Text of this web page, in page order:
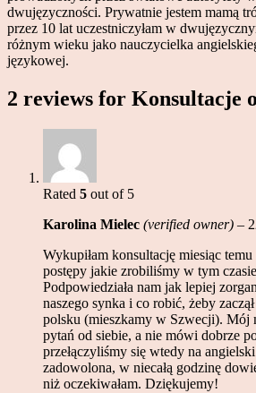
dwujęzyczności. Prywatnie jestem mamą
przez 10 lat uczestniczyłam w
różnym wieku jako nauczycielka
językowej.
2 reviews for Konsultacje
Rated 5 out of 5
Karolina Mielec (verified owner) –
Wykupiłam konsultację miesiąc
postępy jakie zrobiliśmy w tym
Podpowiedziała nam jak lepiej
naszego synka i co robić, żeby
polsku (mieszkamy w Szwecji). Mój
pytań od siebie, a nie mówi dobrze
przełączyliśmy się wtedy na
zadowolona, w niecałą godzinę
niż oczekiwałam. Dziękujemy!